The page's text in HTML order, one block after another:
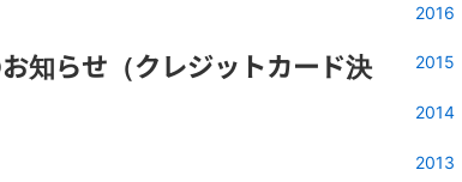
知らせ（クレジットカード決
2016
2015
2014
2013